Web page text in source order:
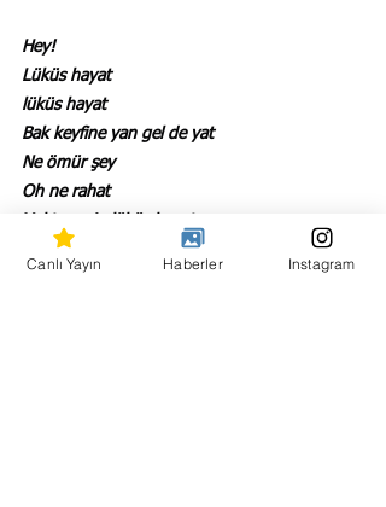
Hey!
Lüküs hayat
lüküs hayat
Bak keyfine yan gel de yat
Ne ömür şey
Oh ne rahat
Birol Öztürk
Canlı Yayın Haberler Instagram